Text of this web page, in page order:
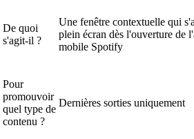
De quoi
s'agit-il ?
Une fenêtre contextuelle qui
plein écran dès l'ouverture de
mobile Spotify
Pour
promouvoir
quel type de
contenu ?
Dernières sorties uniquement